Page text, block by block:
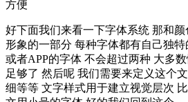
方便
好下面我们来看一下字体系统 那和
形象的一部分 每种字体都有自己独
或者APP的字体 不会超过两种 大多
足够了 然后呢 我们需要来定义这个
细等等 文字样式用于建立视觉层次